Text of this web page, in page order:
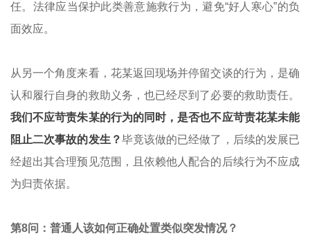
任。法律应当保护此类善意施救行为，避免“好人寒心”的负
面效应。
从另一个角度来看，花某返回现场并停留交谈的行为，是确
认和履行自身的救助义务，也已经尽到了必要的救助责任。
我们不应苛责朱某的行为的同时，是否也不应苛责花某未能
阻止二次事故的发生？毕竟该做的已经做了，后续的发展已
经超出其合理预见范围，且依赖他人配合的后续行为不应成
为归责依据。
第8问：普通人该如何正确处置类似突发情况？